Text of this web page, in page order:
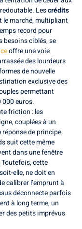
Lescrédits
marché, multipliant
record pour
besoins ciblés, se
offre une voie
des lourdeurs
de nouvelle
exclusive des
permettant
000 euros.
friction : les
couplées à un
de principe
suit cette même
dans une fenêtre
cette
elle, ne doit en
calibrer l’emprunt à
déconnecte parfois
à long terme, un
des petits imprévus